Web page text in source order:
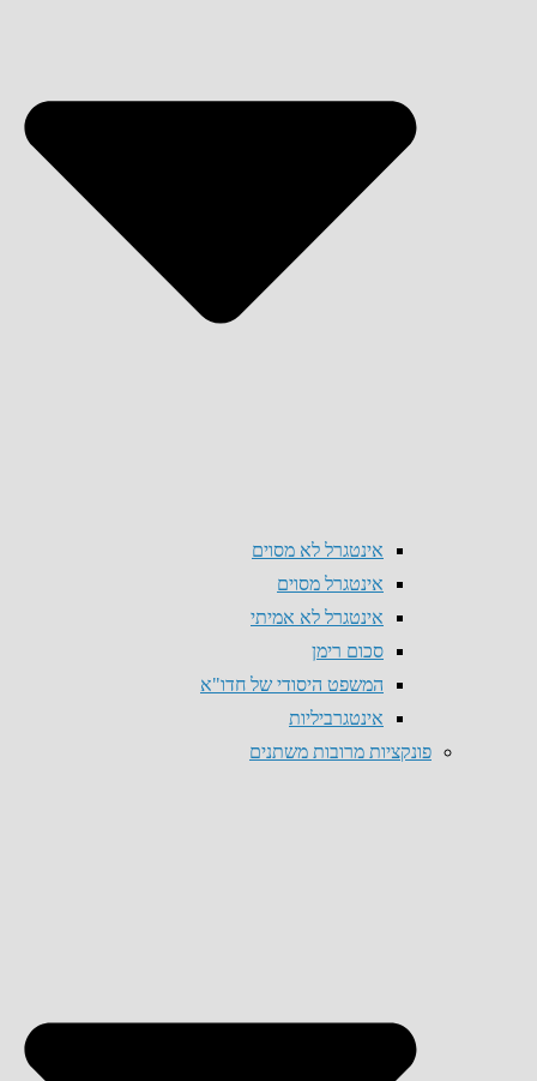
אינטגרל לא מסוים
אינטגרל מסוים
אינטגרל לא אמיתי
סכום רימן
המשפט היסודי של חדו"א
אינטגרביליות
פונקציות מרובות משתנים